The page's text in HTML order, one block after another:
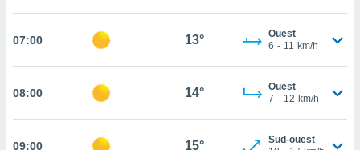
des
sur
»,
07:00 13°
Ouest
6 - 11 km/h
08:00 14°
Ouest
7 - 12 km/h
09:00 15°
Sud-ouest